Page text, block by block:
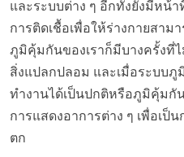
และระบบต่าง ๆ อีกทั้งยังมีหน้
การติดเชื้อเพื่อให้ร่างกายสาม
ภูมิคุ้มกันของเราก็มีบางครั้งที่
สิ่งแปลกปลอม และเมื่อระบบภู
ทำงานได้เป็นปกติหรือภูมิคุ้มกัน
การแสดงอาการต่าง ๆ เพื่อเป็
ตก